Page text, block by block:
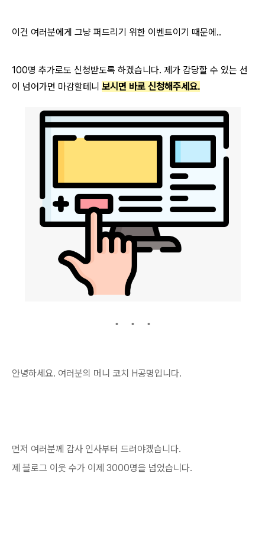
이건 여러분에게 그냥 퍼드리기 위한 이벤트이기 때문에..
100명 추가로도 신청받도록 하겠습니다. 제가 감당할 수 있는 선
이 넘어가면 마감할테니 보시면 바로 신청해주세요.
안녕하세요. 여러분의 머니 코치 H공명입니다.
먼저 여러분께 감사 인사부터 드려야겠습니다.
제 블로그 이웃 수가 이제 3000명을 넘었습니다.